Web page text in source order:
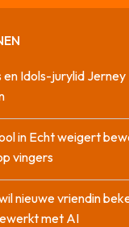
en Idols-jurylid
in Echt weigert
vingers
nieuwe vriendin
met AI